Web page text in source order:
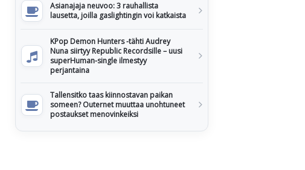
Asianajaja neuvoo: 3 rauhallista
lausetta, joilla gaslightingin voi katkaista
KPop Demon Hunters -tähti Audrey
Nuna siirtyy Republic Recordsille – uusi
superHuman-single ilmestyy
perjantaina
Tallensitko taas kiinnostavan paikan
someen? Outernet muuttaa unohtuneet
postaukset menovinkeiksi